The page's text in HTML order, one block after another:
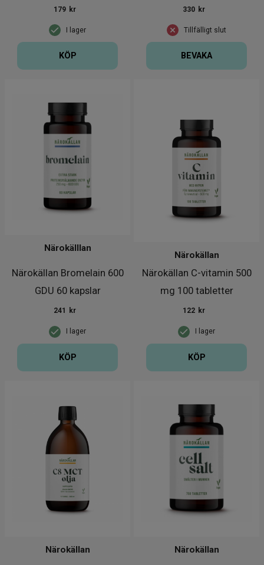
I lager
179 kr
KÖP
EKO
Tillfälligt slut
330 kr
BEVAKA
Närokällan Bromelain 600
GDU 60 kapslar
Närokälllan
I lager
241 kr
KÖP
Närokällan C-vitamin 500
mg 100 tabletter
Närokällan
I lager
122 kr
KÖP
Närokällan Närokällan